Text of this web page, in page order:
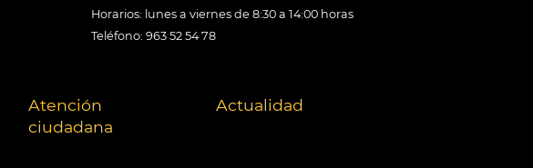
Horarios: lunes a viernes de 8:30 a 14:00 horas
Teléfono: 963 52 54 78
Atención
ciudadana
Actualidad